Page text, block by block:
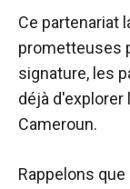
Ce partenariat
prometteuses
signature, les
déjà
Cameroun.
Rappelons que